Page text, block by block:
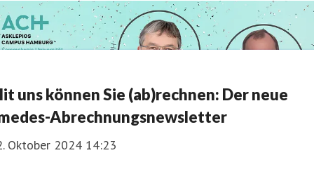
uns können Sie (ab)rechnen: Der neue
Abrechnungsnewsletter
Oktober 2024 14:23